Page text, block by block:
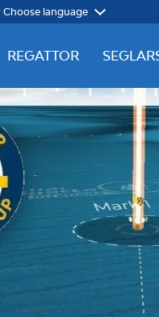
Choose language
REGATTOR